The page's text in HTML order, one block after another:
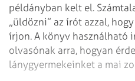
példányban kelt el.
„üldözni” az írót azzal,
írjon. A könyv használható
olvasónak arra, hogyan
lánygyermekeinket a mai